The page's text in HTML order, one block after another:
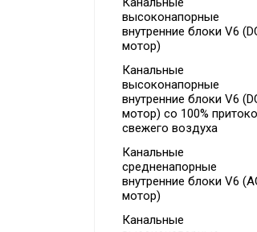
конденсаторные блоки
Руфтопы
высоконапорные
внутренние блоки V6
мотор)
Канальные
высоконапорные
внутренние блоки V6
мотор) со 100%
свежего воздуха
Канальные
средненапорные
внутренние блоки V6
мотор)
Канальные